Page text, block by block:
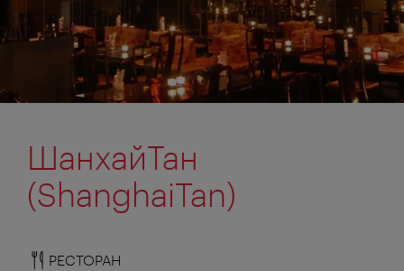
ШанхайТан
(ShanghaiTan)
РЕСТОРАН